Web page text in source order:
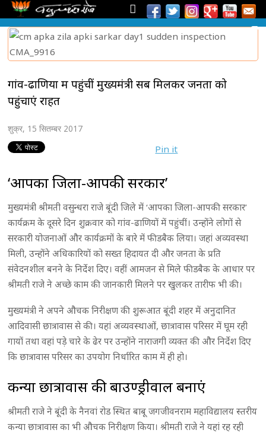
गांव-ढाणियों में पहुंचीं मुख्यमंत्री सब मिलकर जनता को
पहुंचाएं राहत
शुक्र, 15 सितम्बर 2017
Pin it
‘आपका जिला-आपकी सरकार’
मुख्यमंत्री श्रीमती वसुन्धरा राजे बूंदी जिले में ‘आपका जिला-आपकी सरकार’
कार्यक्रम के दूसरे दिन शुक्रवार को गांव-ढाणियों में पहुंचीं। उन्होंने लोगों से
सरकारी योजनाओं और कार्यक्रमों के बारे में फीडबैक लिया। जहां अव्यवस्था
मिली, उन्होंने अधिकारियों को सख्त हिदायत दी और जनता के प्रति
संवेदनशील बनने के निर्देश दिए। वहीं आमजन से मिले फीडबैक के आधार पर
श्रीमती राजे ने अच्छे काम की जानकारी मिलने पर खुलकर तारीफ भी की।
मुख्यमंत्री ने अपने औचक निरीक्षण की शुरूआत बूंदी शहर में अनुदानित
आदिवासी छात्रावास से की। यहां अव्यवस्थाओं, छात्रावास परिसर में घूम रही
गायों तथा वहां पड़े चारे के ढेर पर उन्होंने नाराजगी व्यक्त की और निर्देश दिए
कि छात्रावास परिसर का उपयोग निर्धारित काम में ही हो।
कन्या छात्रावास की बाउण्ड्रीवाल बनाएं
श्रीमती राजे ने बूंदी के नैनवां रोड स्थित बाबू जगजीवनराम महाविद्यालय स्तरीय
कन्या छात्रावास का भी औचक निरीक्षण किया। श्रीमती राजे ने यहां रह रही